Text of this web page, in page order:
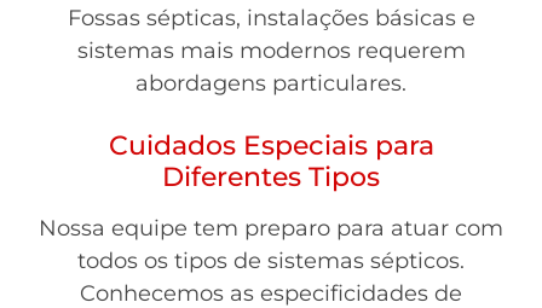
Fossas sépticas, instalações básicas e
sistemas mais modernos requerem
abordagens particulares.
Cuidados Especiais para
Diferentes Tipos
Nossa equipe tem preparo para atuar com
todos os tipos de sistemas sépticos.
Conhecemos as especificidades de